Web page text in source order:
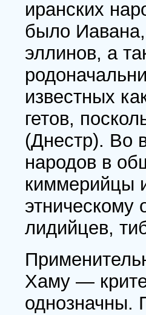
иранских
было
эллинов, а
известных
гетов,
(Днестр). Во
народов в
киммерийцы
этническому
лидийцев,
Хаму —
однозначны.